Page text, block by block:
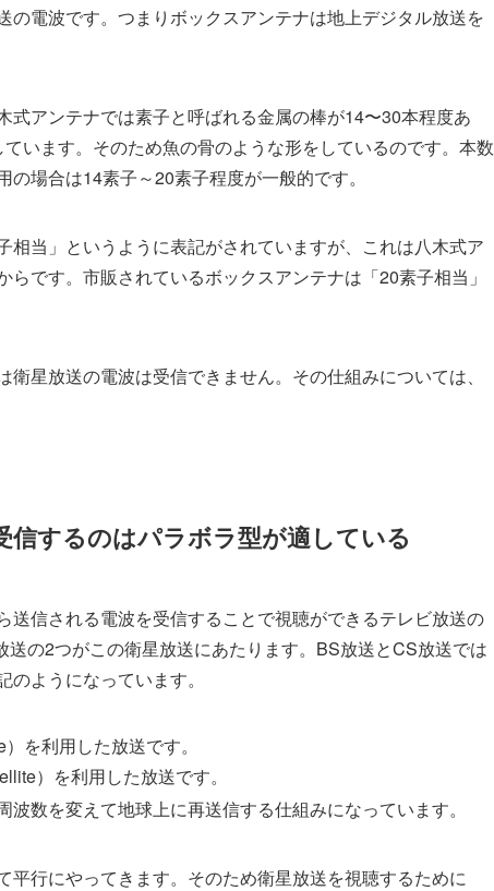
の電波です。つまりボックスアンテナは地上デジタル放送を
アンテナでは素子と呼ばれる金属の棒が14〜30本程度あ
います。そのため魚の骨のような形をしているのです。本数
場合は14素子～20素子程度が一般的です。
当」というように表記がされていますが、これは八木式ア
です。市販されているボックスアンテナは「20素子相当」
星放送の電波は受信できません。その仕組みについては、
信するのはパラボラ型が適している
送信される電波を受信することで視聴ができるテレビ放送の
の2つがこの衛星放送にあたります。BS放送とCS放送では
ようになっています。
を利用した放送です。
）を利用した放送です。
数を変えて地球上に再送信する仕組みになっています。
平行にやってきます。そのため衛星放送を視聴するために